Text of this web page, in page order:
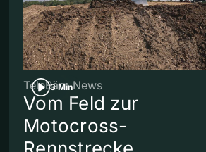
3 Min
TeleBärn News
Vom Feld zur
Motocross-